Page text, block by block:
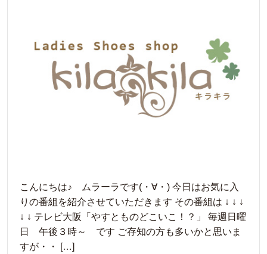
こんにちは♪ ムラーラです(・∀・) 今日はお気に入
りの番組を紹介させていただきます その番組は ↓ ↓ ↓
↓ ↓ テレビ大阪「やすとものどこいこ！？」 毎週日曜
日 午後３時～ です ご存知の方も多いかと思いま
すが・・ […]